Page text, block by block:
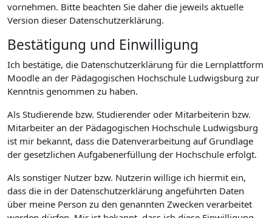
vornehmen. Bitte beachten Sie daher die jeweils aktuelle
Version dieser Datenschutzerklärung.
Bestätigung und Einwilligung
Ich bestätige, die Datenschutzerklärung für die Lernplattform
Moodle an der Pädagogischen Hochschule Ludwigsburg zur
Kenntnis genommen zu haben.
Als Studierende bzw. Studierender oder Mitarbeiterin bzw.
Mitarbeiter an der Pädagogischen Hochschule Ludwigsburg
ist mir bekannt, dass die Datenverarbeitung auf Grundlage
der gesetzlichen Aufgabenerfüllung der Hochschule erfolgt.
Als sonstiger Nutzer bzw. Nutzerin willige ich hiermit ein,
dass die in der Datenschutzerklärung angeführten Daten
über meine Person zu den genannten Zwecken verarbeitet